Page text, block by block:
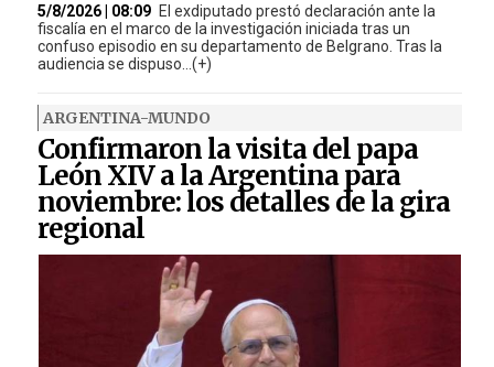
5/8/2026 | 08:09 El exdiputado prestó declaración ante la
fiscalía en el marco de la investigación iniciada tras un
confuso episodio en su departamento de Belgrano. Tras la
audiencia se dispuso...(+)
ARGENTINA-MUNDO
Confirmaron la visita del papa
León XIV a la Argentina para
noviembre: los detalles de la gira
regional